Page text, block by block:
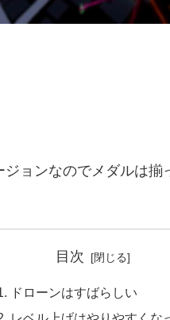
ョンなのでメダルは
目次
ドローンはすばらしい